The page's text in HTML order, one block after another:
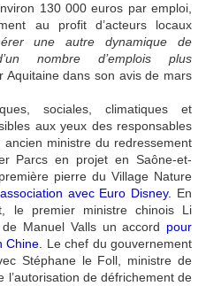
130 000 euros par emploi,
au profit d’acteurs locaux
une autre dynamique de
nombre d’emplois plus
Aquitaine dans son avis de mars
sociales, climatiques et
aux yeux des responsables
ministre du redressement
Parcs en projet en Saône-et-
pierre du Village Nature
avec Euro Disney. En
le premier ministre chinois Li
Manuel Valls un accord pour
Chine. Le chef du gouvernement
Stéphane le Foll, ministre de
l’autorisation de défrichement de